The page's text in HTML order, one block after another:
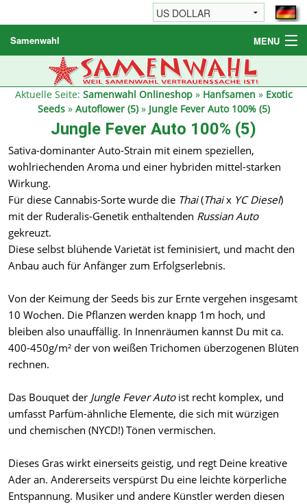
Samenwahl MENU
Hanfsamen
Weitere Produkte
Reseller
Aktuelle Seite: Samenwahl Onlineshop» Hanfsamen » Exotic
Seeds» Autoflower (5)» Jungle Fever Auto 100% (5)
Jungle Fever Auto 100% (5)
Sativa-dominanter Auto-Strain mit einem speziellen,
wohlriechenden Aroma und einer hybriden mittel-starken
Wirkung.
Für diese Cannabis-Sorte wurde die Thai(Thaix YC Diesel)
mit der Ruderalis-Genetik enthaltenden Russian Auto
gekreuzt.
Diese selbst blühende Varietät ist feminisiert, und macht den
Anbau auch für Anfänger zum Erfolgserlebnis.
Von der Keimung der Seeds bis zur Ernte vergehen insgesamt
10 Wochen. Die Pflanzen werden knapp 1m hoch, und
bleiben also unauffällig. In Innenräumen kannst Du mit ca.
400-450g/m² der von weißen Trichomen überzogenen Blüten
rechnen.
Das Bouquet der Jungle Fever Autoist recht komplex, und
umfasst Parfüm-ähnliche Elemente, die sich mit würzigen
und chemischen (NYCD!) Tönen vermischen.
Dieses Gras wirkt einerseits geistig, und regt Deine kreative
Ader an. Andererseits verspürst Du eine leichte körperliche
Entspannung. Musiker und andere Künstler werden diesen